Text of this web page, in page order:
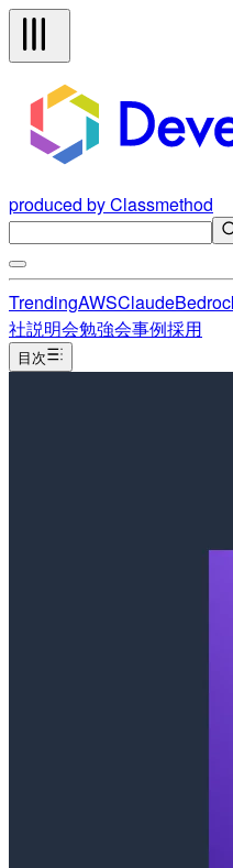
produced by Classmethod
TrendingAWSClaude
社説明会勉強会事例採用
目次